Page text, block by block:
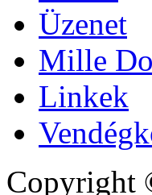
Üzenet
Mille
Linkek
Copyright